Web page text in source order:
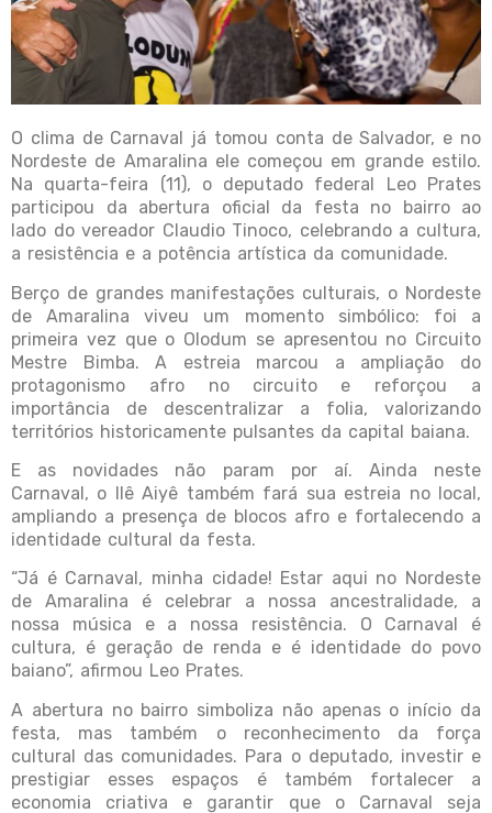
O clima de Carnaval já tomou conta de Salvador, e no
Nordeste de Amaralina ele começou em grande estilo.
Na quarta-feira (11), o deputado federal Leo Prates
participou da abertura oficial da festa no bairro ao
lado do vereador Claudio Tinoco, celebrando a cultura,
a resistência e a potência artística da comunidade.
Berço de grandes manifestações culturais, o Nordeste
de Amaralina viveu um momento simbólico: foi a
primeira vez que o Olodum se apresentou no Circuito
Mestre Bimba. A estreia marcou a ampliação do
protagonismo afro no circuito e reforçou a
importância de descentralizar a folia, valorizando
territórios historicamente pulsantes da capital baiana.
E as novidades não param por aí. Ainda neste
Carnaval, o Ilê Aiyê também fará sua estreia no local,
ampliando a presença de blocos afro e fortalecendo a
identidade cultural da festa.
“Já é Carnaval, minha cidade! Estar aqui no Nordeste
de Amaralina é celebrar a nossa ancestralidade, a
nossa música e a nossa resistência. O Carnaval é
cultura, é geração de renda e é identidade do povo
baiano”, afirmou Leo Prates.
A abertura no bairro simboliza não apenas o início da
festa, mas também o reconhecimento da força
cultural das comunidades. Para o deputado, investir e
prestigiar esses espaços é também fortalecer a
economia criativa e garantir que o Carnaval seja